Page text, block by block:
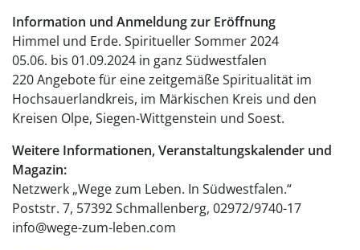
Information und Anmeldung zur Eröffnung
Himmel und Erde. Spiritueller Sommer 2024
05.06. bis 01.09.2024 in ganz Südwestfalen
220 Angebote für eine zeitgemäße Spiritualität im
Hochsauerlandkreis, im Märkischen Kreis und den
Kreisen Olpe, Siegen-Wittgenstein und Soest.
Weitere Informationen, Veranstaltungskalender und
Magazin:
Netzwerk „Wege zum Leben. In Südwestfalen.“
Poststr. 7, 57392 Schmallenberg, 02972/9740-17
info@wege-zum-leben.com